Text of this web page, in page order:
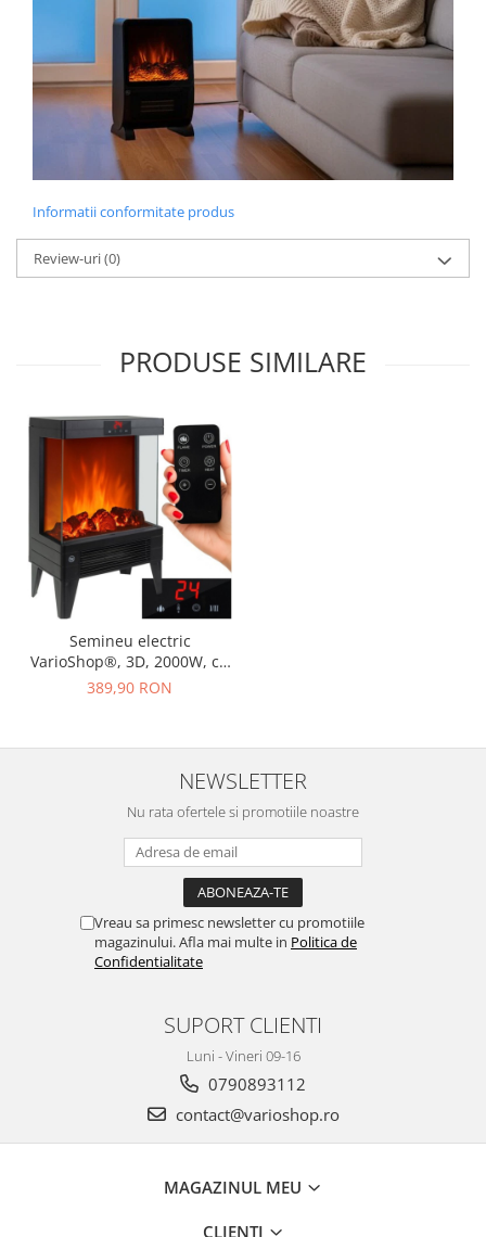
Informatii conformitate produs
Review-uri(0)
PRODUSE SIMILARE
Semineu electric
VarioShop®, 3D, 2000W, cu
efect de foc realist,
temporizator 12h, negru
389,90 RON
NEWSLETTER
Nu rata ofertele si promotiile noastre
Vreau sa primesc newsletter cu promotiile
magazinului. Afla mai multe in Politica de
Confidentialitate
SUPORT CLIENTI
Luni - Vineri 09-16
0790893112
contact@varioshop.ro
MAGAZINUL MEU
CLIENTI